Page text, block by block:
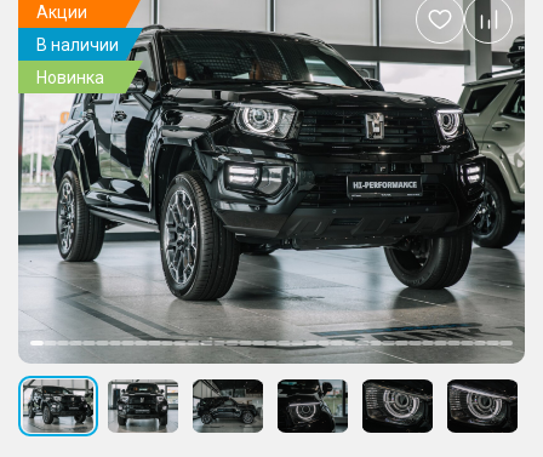
Акции
В наличии
Новинка
Добавить
в
избранное